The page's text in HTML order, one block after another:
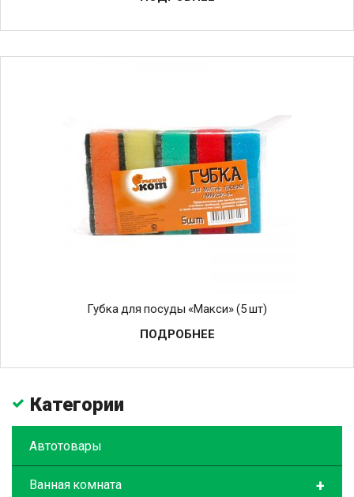
Губка для посуды «Макси» (5 шт)
ПОДРОБНЕЕ
Категории
Автотовары
+
Ванная комната